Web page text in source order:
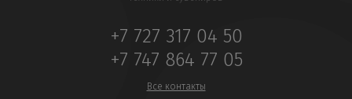
+7 727 317 04 50
+7 747 864 77 05
Все контакты